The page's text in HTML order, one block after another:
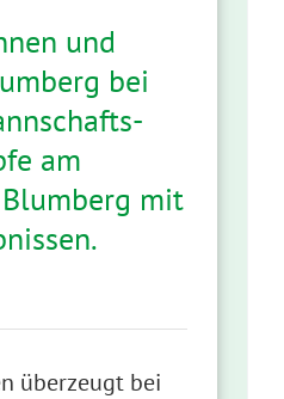
und
bei
am
mit
überzeugt bei